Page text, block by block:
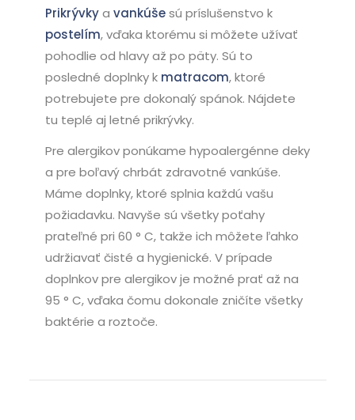
Prikrývkya vankúšesú príslušenstvo k
postelím, vďaka ktorému si môžete užívať
pohodlie od hlavy až po päty. Sú to
posledné doplnky k matracom, ktoré
potrebujete pre dokonalý spánok. Nájdete
tu teplé aj letné prikrývky.
Pre alergikov ponúkame hypoalergénne deky
a pre boľavý chrbát zdravotné vankúše.
Máme doplnky, ktoré splnia každú vašu
požiadavku. Navyše sú všetky poťahy
prateľné pri 60 ° C, takže ich môžete ľahko
udržiavať čisté a hygienické. V prípade
doplnkov pre alergikov je možné prať až na
95 ° C, vďaka čomu dokonale zničíte všetky
baktérie a roztoče.